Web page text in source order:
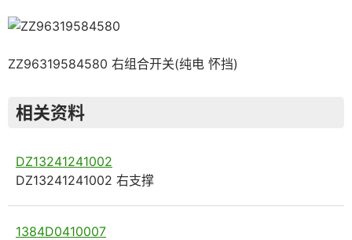
ZZ96319584580 右组合开关(纯电 怀挡)
相关资料
DZ13241241002
DZ13241241002 右支撑
1384D0410007